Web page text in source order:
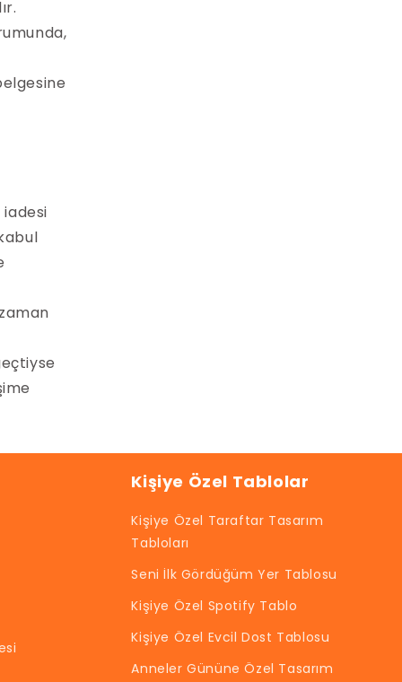
Kişiye Özel Tablolar
Kişiye Özel Taraftar Tasarım
Tabloları
Seni İlk Gördüğüm Yer Tablosu
Kişiye Özel Spotify Tablo
Kişiye Özel Evcil Dost Tablosu
Anneler Gününe Özel Tasarım